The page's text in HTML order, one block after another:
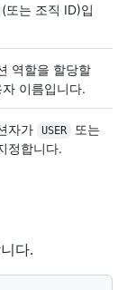
(또는 조직 ID)입
역할을 할당할
이름입니다.
자가 USER 또는
정합니다.
다.